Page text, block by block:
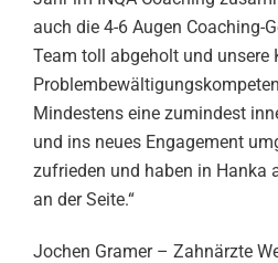
auch die 4-6 Augen Coaching-
Team toll abgeholt und unsere
Mindestens eine zumindest
und ins neues Engagement
zufrieden und haben in Hanka
an der Seite.“
Jochen Gramer – Zahnärzte